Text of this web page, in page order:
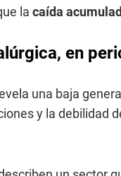
la caída
en
una baja
y la debilidad